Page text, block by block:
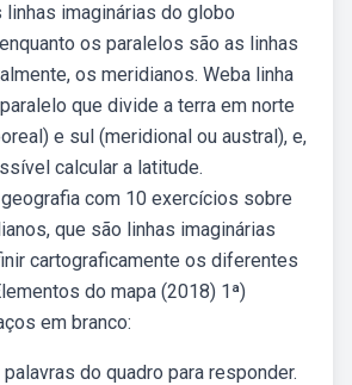
imaginárias do globo
os paralelos são as linhas
os meridianos. Weba linha
que divide a terra em norte
e sul (meridional ou austral), e,
calcular a latitude.
com 10 exercícios sobre
que são linhas imaginárias
cartograficamente os diferentes
do mapa (2018) 1ª)
em branco:
do quadro para responder.